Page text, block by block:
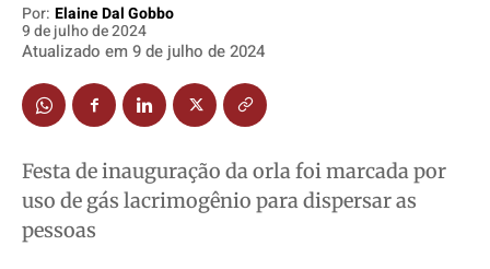
TV Século
Justiça
Segurança
Saúde
Cidades
TV Século
Justiça
Segurança
Saúde
Cidades
TV Século
Justiça
Segurança
Saúde
Cidades
TV Século
Justiça
Segurança
Saúde
Cidades
Por: Elaine Dal Gobbo
9 de julho de 2024
Atualizado em 9 de julho de 2024
Festa de inauguração da orla foi marcada por
uso de gás lacrimogênio para dispersar as
pessoas